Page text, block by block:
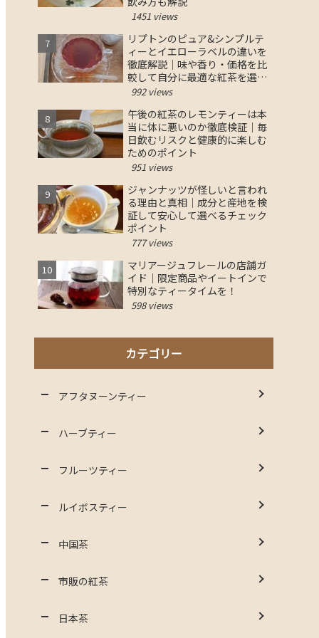
1451 views
リプトンのピュア&シンプルテ
ィーとイエローラベルの違いを
徹底解説｜味や香り・価格を比
較して自分に最適な紅茶を選ぶ
コツ
992 views
午後の紅茶のレモンティーは本
当に体に悪いのか徹底検証｜毎
日飲むリスクと健康的に楽しむ
ためのポイント
951 views
ジャンナッツが怪しいと言われ
る理由と真相｜成分と産地を検
証して安心して選べるチェック
ポイント
777 views
マリアージュフレールの店舗ガ
イド｜限定商品やイートインで
特別なティータイムを！
598 views
カテゴリー
アフタヌーンティー
ハーブティー
フルーツティー
ルイボスティー
中国茶
市販の紅茶
日本茶